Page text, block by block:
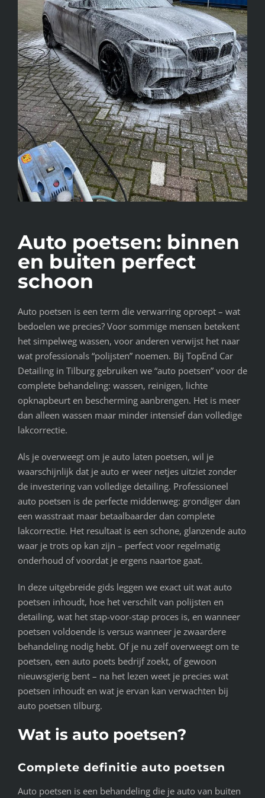
Auto poetsen: binnen
en buiten perfect
schoon
Auto poetsen is een term die verwarring oproept – wat
bedoelen we precies? Voor sommige mensen betekent
het simpelweg wassen, voor anderen verwijst het naar
wat professionals “polijsten” noemen. Bij TopEnd Car
Detailing in Tilburg gebruiken we “auto poetsen” voor de
complete behandeling: wassen, reinigen, lichte
opknapbeurt en bescherming aanbrengen. Het is meer
dan alleen wassen maar minder intensief dan volledige
lakcorrectie.
Als je overweegt om je auto laten poetsen, wil je
waarschijnlijk dat je auto er weer netjes uitziet zonder
de investering van volledige detailing. Professioneel
auto poetsen is de perfecte middenweg: grondiger dan
een wasstraat maar betaalbaarder dan complete
lakcorrectie. Het resultaat is een schone, glanzende auto
waar je trots op kan zijn – perfect voor regelmatig
onderhoud of voordat je ergens naartoe gaat.
In deze uitgebreide gids leggen we exact uit wat auto
poetsen inhoudt, hoe het verschilt van polijsten en
detailing, wat het stap-voor-stap proces is, en wanneer
poetsen voldoende is versus wanneer je zwaardere
behandeling nodig hebt. Of je nu zelf overweegt om te
poetsen, een auto poets bedrijf zoekt, of gewoon
nieuwsgierig bent – na het lezen weet je precies wat
poetsen inhoudt en wat je ervan kan verwachten bij
auto poetsen tilburg.
Wat is auto poetsen?
Complete definitie auto poetsen
Auto poetsen is een behandeling die je auto van buiten